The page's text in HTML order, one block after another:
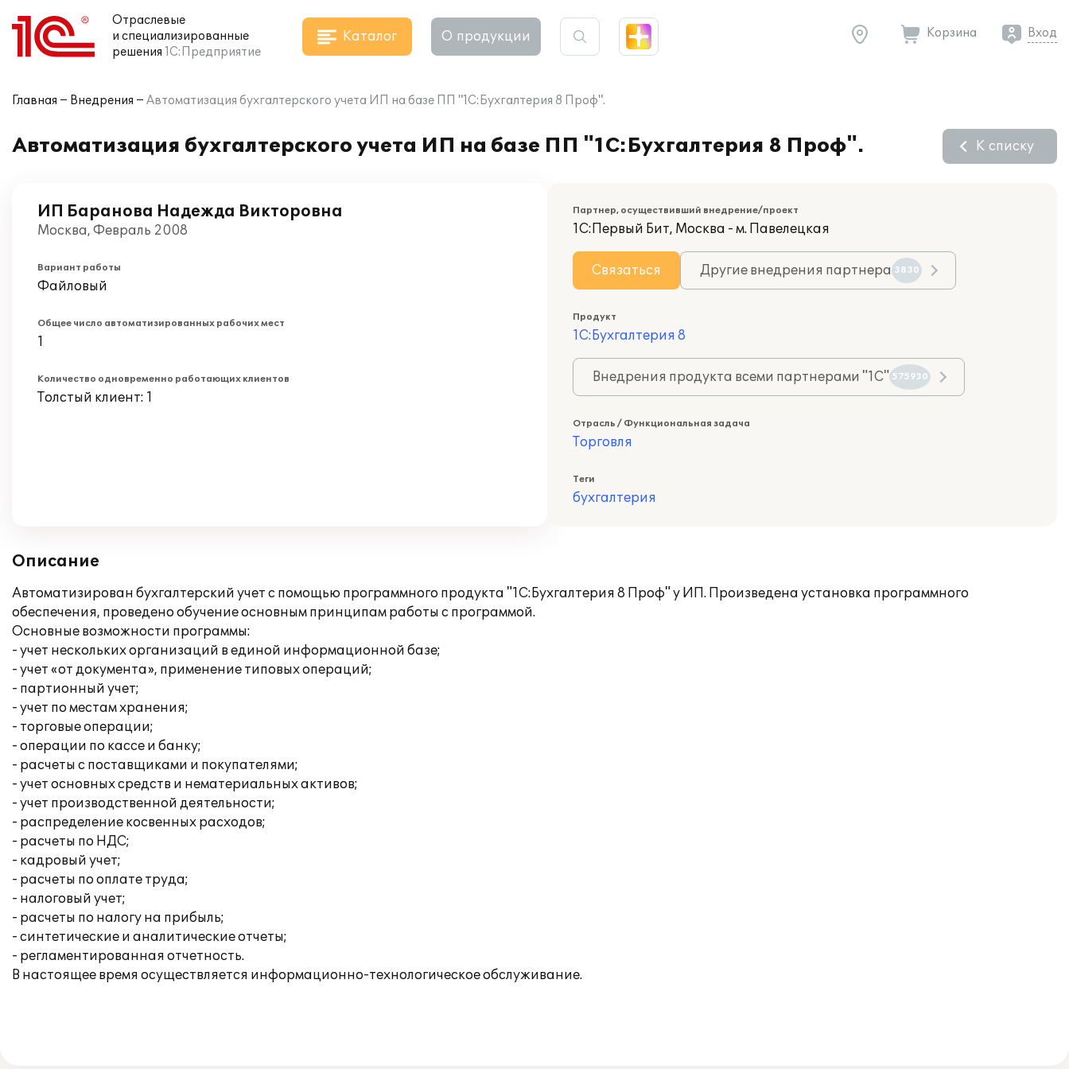
Отраслевые
и специализированные
решения 1С:Предприятие
Каталог О продукции Корзина Вход
Главная Внедрения Автоматизация бухгалтерского учета ИП на базе ПП "1С:Бухгалтерия 8 Проф".
Автоматизация бухгалтерского учета ИП на базе ПП "1С:Бухгалтерия 8 Проф". К списку
ИП Баранова Надежда Викторовна
Москва, Февраль 2008
Вариант работы
Файловый
Общее число автоматизированных рабочих мест
1
Количество одновременно работающих клиентов
Толстый клиент: 1
Партнер, осуществивший внедрение/проект
1С:Первый Бит, Москва - м. Павелецкая
Связаться Другие внедрения партнера 3830
Продукт
1С:Бухгалтерия 8
Внедрения продукта всеми партнерами "1С" 575930
Отрасль / Функциональная задача
Торговля
Теги
бухгалтерия
Описание
Автоматизирован бухгалтерский учет с помощью программного продукта "1С:Бухгалтерия 8 Проф" у ИП. Произведена установка программного
обеспечения, проведено обучение основным принципам работы с программой.
Основные возможности программы:
- учет нескольких организаций в единой информационной базе;
- учет «от документа», применение типовых операций;
- партионный учет;
- учет по местам хранения;
- торговые операции;
- операции по кассе и банку;
- расчеты с поставщиками и покупателями;
- учет основных средств и нематериальных активов;
- учет производственной деятельности;
- распределение косвенных расходов;
- расчеты по НДС;
- кадровый учет;
- расчеты по оплате труда;
- налоговый учет;
- расчеты по налогу на прибыль;
- синтетические и аналитические отчеты;
- регламентированная отчетность.
В настоящее время осуществляется информационно-технологическое обслуживание.